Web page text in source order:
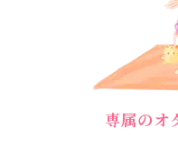
専属のオ